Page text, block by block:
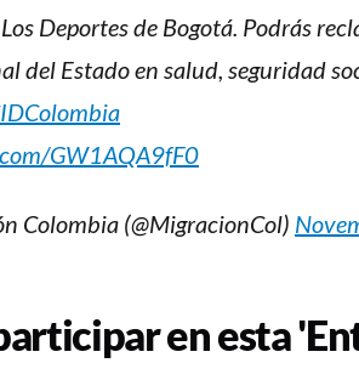
Deportes de Bogotá. Podrás
del Estado en salud, seguridad
GW1AQA9fF0
Colombia (@MigracionCol)
en esta